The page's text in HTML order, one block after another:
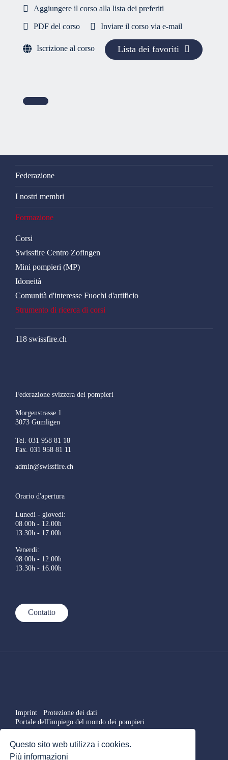
Questo sito web utilizza i cookies.
Più informazioni
Aggiungere il corso alla lista dei preferiti
PDF del corso Inviare il corso via e-mail
Iscrizione al corso Lista dei favoriti
Federazione
I nostri membri
Formazione
Corsi
Swissfire Centro Zofingen
Mini pompieri (MP)
Idoneità
Comunità d'interesse Fuochi d'artificio
Strumento di ricerca di corsi
118 swissfire.ch
Federazione svizzera dei pompieri
Morgenstrasse 1
3073 Gümligen
Tel. 031 958 81 18
Fax. 031 958 81 11
admin@swissfire.ch
Orario d'apertura
Lunedi - giovedi:
08.00h - 12.00h
13.30h - 17.00h
Venerdi:
08.00h - 12.00h
13.30h - 16.00h
Contatto
Imprint
Protezione dei dati
Portale dell'impiego del mondo dei pompieri
DE FR IT